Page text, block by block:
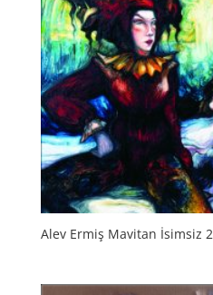
Alev Ermiş Mavitan İsimsiz 2